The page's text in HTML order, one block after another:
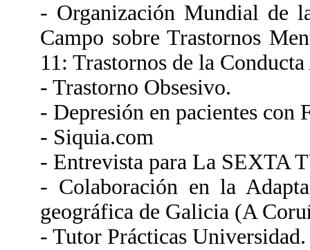
- Organización Mundial de
Campo sobre Trastornos
11: Trastornos de la
- Trastorno Obsesivo.
- Depresión en pacientes con
- Siquia.com
- Entrevista para La SEXTA
- Colaboración en la
geográfica de Galicia (A
- Tutor Prácticas Universidad.